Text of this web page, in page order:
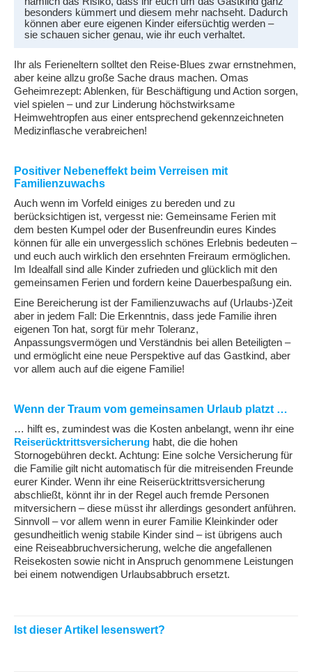
besonders kümmert und diesem mehr nachseht. Dadurch
können aber eure eigenen Kinder eifersüchtig werden –
sie schauen sicher genau, wie ihr euch verhaltet.
Ihr als Ferieneltern solltet den Reise-Blues zwar ernstnehmen,
aber keine allzu große Sache draus machen. Omas
Geheimrezept: Ablenken, für Beschäftigung und Action sorgen,
viel spielen – und zur Linderung höchstwirksame
Heimwehtropfen aus einer entsprechend gekennzeichneten
Medizinflasche verabreichen!
Positiver Nebeneffekt beim Verreisen mit
Familienzuwachs
Auch wenn im Vorfeld einiges zu bereden und zu
berücksichtigen ist, vergesst nie: Gemeinsame Ferien mit
dem besten Kumpel oder der Busenfreundin eures Kindes
können für alle ein unvergesslich schönes Erlebnis bedeuten –
und euch auch wirklich den ersehnten Freiraum ermöglichen.
Im Idealfall sind alle Kinder zufrieden und glücklich mit den
gemeinsamen Ferien und fordern keine Dauerbespaßung ein.
Eine Bereicherung ist der Familienzuwachs auf (Urlaubs-)Zeit
aber in jedem Fall: Die Erkenntnis, dass jede Familie ihren
eigenen Ton hat, sorgt für mehr Toleranz,
Anpassungsvermögen und Verständnis bei allen Beteiligten –
und ermöglicht eine neue Perspektive auf das Gastkind, aber
vor allem auch auf die eigene Familie!
Wenn der Traum vom gemeinsamen Urlaub platzt …
… hilft es, zumindest was die Kosten anbelangt, wenn ihr eine
Reiserücktrittsversicherung habt, die die hohen
Stornogebühren deckt. Achtung: Eine solche Versicherung für
die Familie gilt nicht automatisch für die mitreisenden Freunde
eurer Kinder. Wenn ihr eine Reiserücktrittsversicherung
abschließt, könnt ihr in der Regel auch fremde Personen
mitversichern – diese müsst ihr allerdings gesondert anführen.
Sinnvoll – vor allem wenn in eurer Familie Kleinkinder oder
gesundheitlich wenig stabile Kinder sind – ist übrigens auch
eine Reiseabbruchversicherung, welche die angefallenen
Reisekosten sowie nicht in Anspruch genommene Leistungen
bei einem notwendigen Urlaubsabbruch ersetzt.
Ist dieser Artikel lesenswert?